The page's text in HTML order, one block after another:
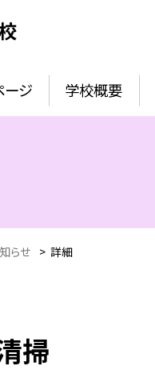
ージ 学校概要
らせ > 詳細
掃